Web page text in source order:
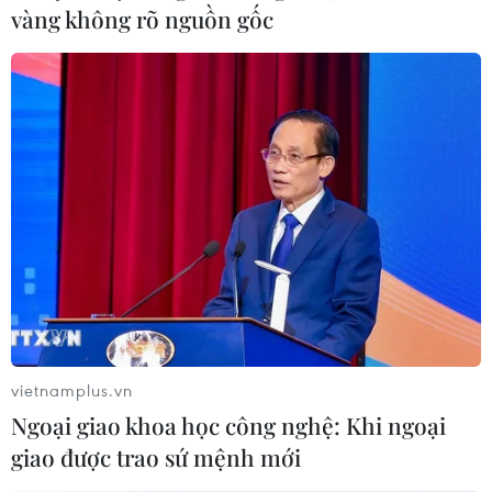
Những chiêu trò của tổ chức khủng bố
Việt Tân có gì mới?
25/11/2019 02:19
Lợi dụng tình hình phức tạp tại Biển Đông, Việt Tân đã
móc nối với các hội, nhóm phản động khác tổ chức
hàng loạt cuộc biểu tình, kích động các phần tử cơ hội
đẩy mạnh các hoạt động chống phá.
vàng không rõ nguồn gốc
vietnamplus.vn
Ngoại giao khoa học công nghệ: Khi ngoại
giao được trao sứ mệnh mới